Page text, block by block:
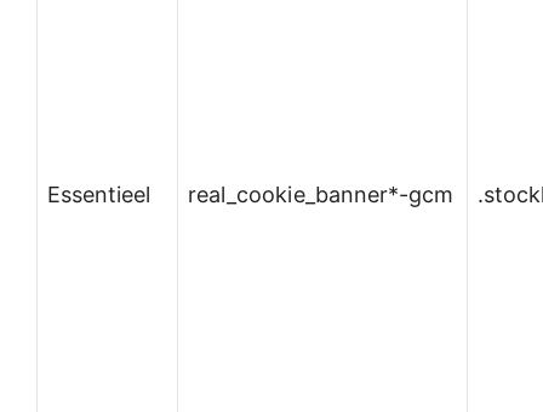
Essentieel real_cookie_banner*-gcm